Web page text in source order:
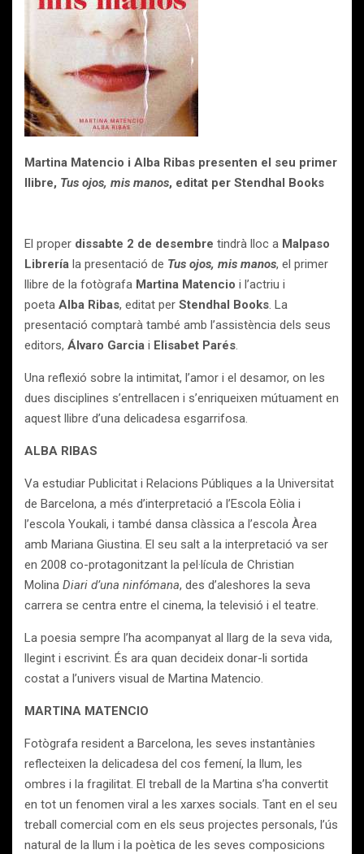
Martina Matencio i Alba Ribas presenten el seu primer
llibre, Tus ojos, mis manos, editat per Stendhal Books
El proper dissabte 2 de desembre tindrà lloc a Malpaso
Librería la presentació de Tus ojos, mis manos, el primer
llibre de la fotògrafa Martina Matencio i l’actriu i
poeta Alba Ribas, editat per Stendhal Books. La
presentació comptarà també amb l’assistència dels seus
editors, Álvaro Garcia i Elisabet Parés.
Una reflexió sobre la intimitat, l’amor i el desamor, on les
dues disciplines s’entrellacen i s’enriqueixen mútuament en
aquest llibre d’una delicadesa esgarrifosa.
ALBA RIBAS
Va estudiar Publicitat i Relacions Públiques a la Universitat
de Barcelona, ​​a més d’interpretació a l’Escola Eòlia i
l’escola Youkali, i també dansa clàssica a l’escola Àrea
amb Mariana Giustina. El seu salt a la interpretació va ser
en 2008 co-protagonitzant la pel·lícula de Christian
Molina Diari d’una ninfómana, des d’aleshores la seva
carrera se centra entre el cinema, la televisió i el teatre.
La poesia sempre l’ha acompanyat al llarg de la seva vida,
llegint i escrivint. És ara quan decideix donar-li sortida
costat a l’univers visual de Martina Matencio.
MARTINA MATENCIO
Fotògrafa resident a Barcelona, ​​les seves instantànies
reflecteixen la delicadesa del cos femení, la llum, les
ombres i la fragilitat. El treball de la Martina s’ha convertit
en tot un fenomen viral a les xarxes socials. Tant en el seu
treball comercial com en els seus projectes personals, l’ús
natural de la llum i la poètica de les seves composicions